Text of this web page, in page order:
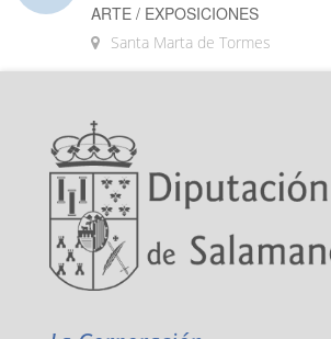
ARTE / EXPOSICIONES
Santa Marta de Tormes